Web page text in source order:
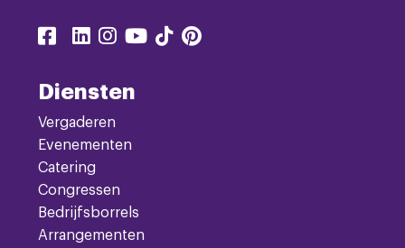
Delen
via
Delen
via
Delen
via
Delen
via
Delen
via
Delen
via
Delen
Diensten
Vergaderen
Evenementen
Catering
Congressen
Bedrijfsborrels
Arrangementen